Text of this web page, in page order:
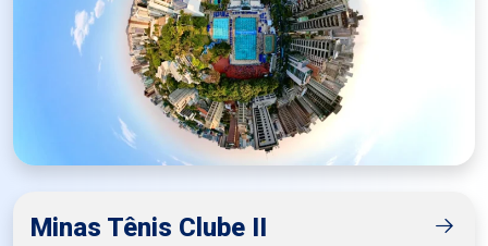
Minas Tênis Clube II